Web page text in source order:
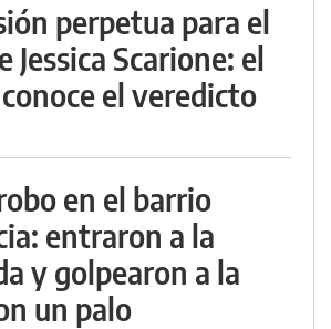
perpetua para el
Jessica Scarione: el
el veredicto
en el barrio
entraron a la
y golpearon a la
un palo